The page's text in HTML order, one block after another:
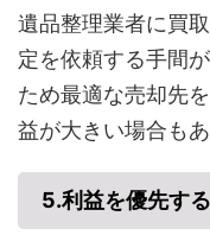
遺品整理業者に買
定を依頼する手間
ため最適な売却先
益が大きい場合もあ
5.利益を優先す